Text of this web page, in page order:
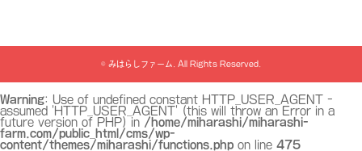
© みはらしファーム . All Rights Reserved.
Warning: Use of undefined constant HTTP_USER_AGENT -
assumed 'HTTP_USER_AGENT' (this will throw an Error in a
future version of PHP) in /home/miharashi/miharashi-
farm.com/public_html/cms/wp-
content/themes/miharashi/functions.php on line 475